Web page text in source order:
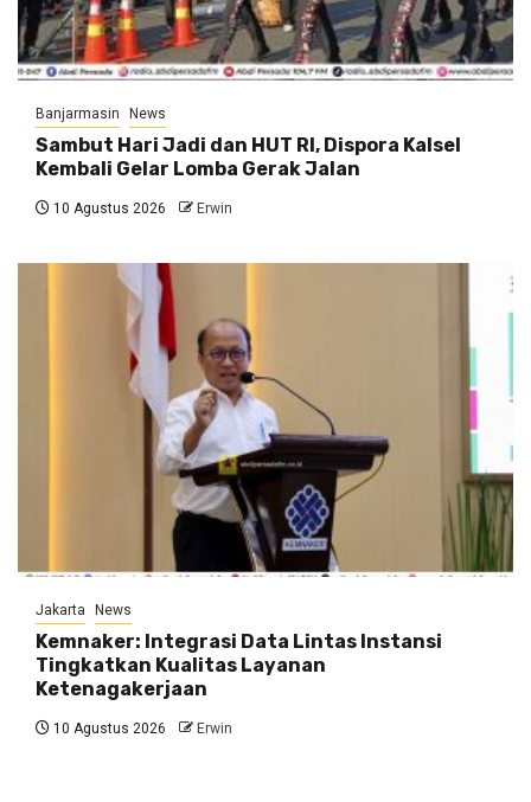
Banjarmasin News
Sambut Hari Jadi dan HUT RI, Dispora Kalsel
Kembali Gelar Lomba Gerak Jalan
10 Agustus 2026 Erwin
Jakarta News
Kemnaker: Integrasi Data Lintas Instansi
Tingkatkan Kualitas Layanan
Ketenagakerjaan
10 Agustus 2026 Erwin